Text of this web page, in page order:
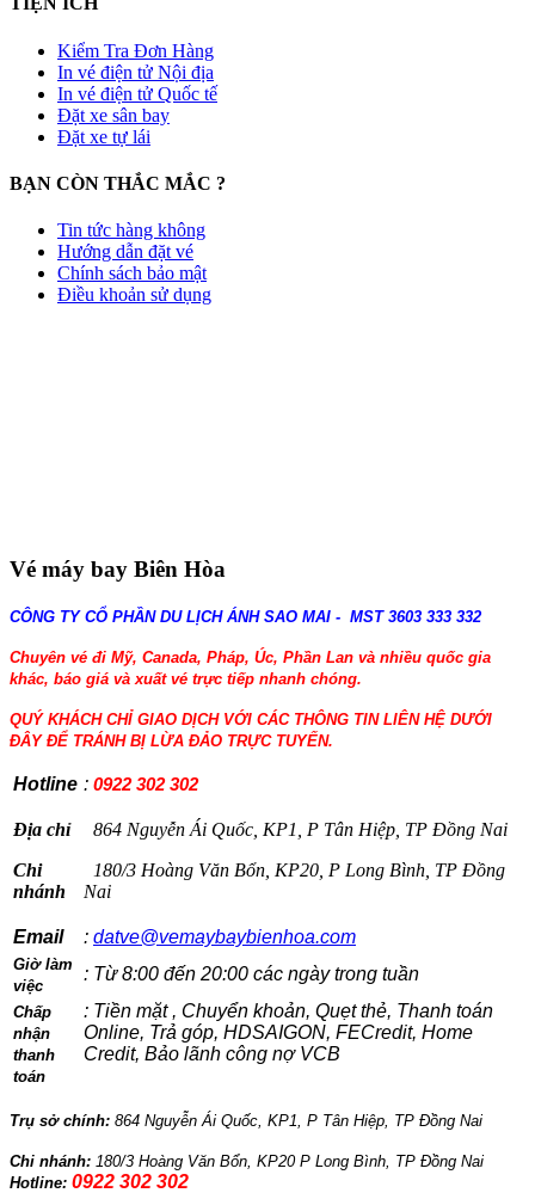
Kiểm Tra Đơn Hàng
In vé điện tử Nội địa
In vé điện tử Quốc tế
Đặt xe sân bay
Đặt xe tự lái
BẠN CÒN THẮC MẮC ?
Tin tức hàng không
Hướng dẫn đặt vé
Chính sách bảo mật
Điều khoản sử dụng
Vé máy bay Biên Hòa
CÔNG TY CỔ PHẦN DU LỊCH ÁNH SAO MAI - MST 3603 333 332
Chuyên vé đi Mỹ, Canada, Pháp, Úc, Phần Lan và nhiều quốc gia
khác, báo giá và xuất vé trực tiếp nhanh chóng.
QUÝ KHÁCH CHỈ GIAO DỊCH VỚI CÁC THÔNG TIN LIÊN HỆ DƯỚI
ĐÂY ĐỂ TRÁNH BỊ LỪA ĐẢO TRỰC TUYẾN.
Hotline : 0922 302 302
Địa chỉ
Chi
nhánh
864 Nguyễn Ái Quốc, KP1, P Tân Hiệp, TP Đồng Nai
180/3 Hoàng Văn Bổn, KP20, P Long Bình, TP Đồng
Nai
Email : datve@vemaybaybienhoa.com
Giờ làm
việc
: Từ 8:00 đến 20:00 các ngày trong tuần
Chấp
nhận
thanh
toán
: Tiền mặt , Chuyển khoản, Quẹt thẻ, Thanh toán
Online, Trả góp, HDSAIGON, FECredit, Home
Credit, Bảo lãnh công nợ VCB
Trụ sở chính: 864 Nguyễn Ái Quốc, KP1, P Tân Hiệp, TP Đồng Nai
Chi nhánh: 180/3 Hoàng Văn Bổn, KP20 P Long Bình, TP Đồng Nai
Hotline: 0922 302 302